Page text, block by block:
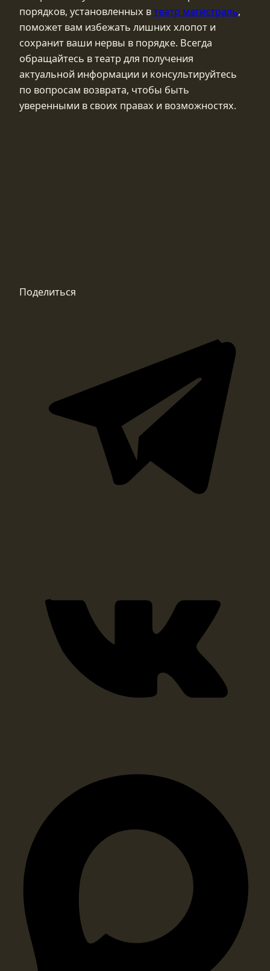
порядков, установленных втеатр магистраль,
поможет вам избежать лишних хлопот и
сохранит ваши нервы в порядке. Всегда
обращайтесь в театр для получения
актуальной информации и консультируйтесь
по вопросам возврата, чтобы быть
уверенными в своих правах и возможностях.
Поделиться